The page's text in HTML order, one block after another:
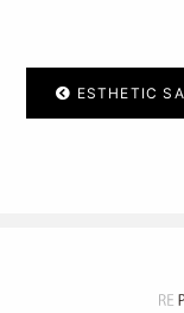
ESTHETIC